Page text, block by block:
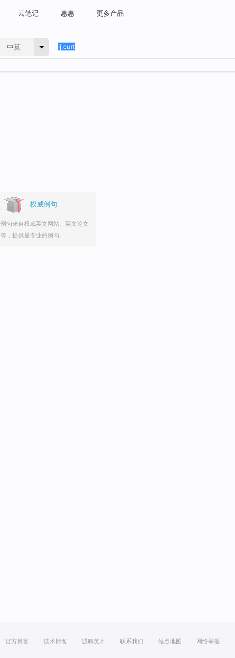
云笔记 惠惠 更多产品
中英
权威例句
例句来自权威英文网站、英文论文
等，提供最专业的例句。
官方博客 技术博客 诚聘英才 联系我们 站点地图 网络举报